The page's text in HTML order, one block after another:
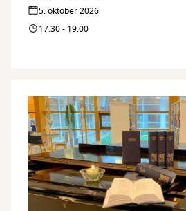
5. oktober 2026
17:30 - 19:00